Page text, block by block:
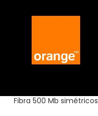
Fibra 500 Mb simétricos